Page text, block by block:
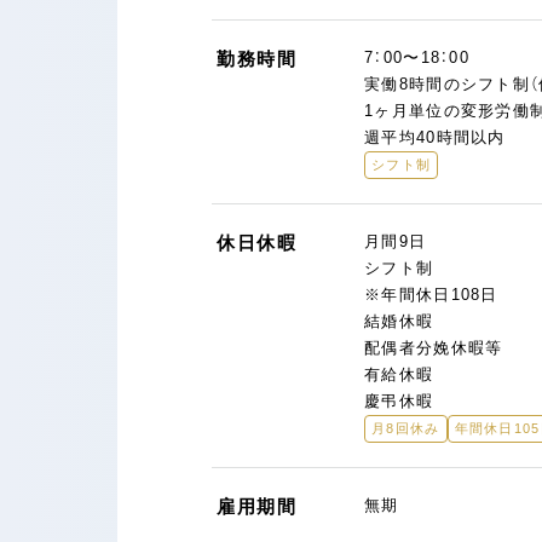
勤務時間
7：00〜18：00
実働8時間のシフト制（
1ヶ月単位の変形労働制
週平均40時間以内
シフト制
休日休暇
月間9日
シフト制
※年間休日108日
結婚休暇
配偶者分娩休暇等
有給休暇
慶弔休暇
月8回休み 年間休日105
雇用期間 無期